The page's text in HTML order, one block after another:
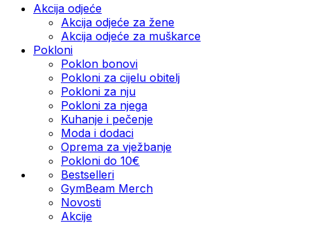
Akcija odjeće
Akcija odjeće za žene
Akcija odjeće za muškarce
Pokloni
Poklon bonovi
Pokloni za cijelu obitelj
Pokloni za nju
Pokloni za njega
Kuhanje i pečenje
Moda i dodaci
Oprema za vježbanje
Pokloni do 10€
Bestselleri
GymBeam Merch
Novosti
Akcije